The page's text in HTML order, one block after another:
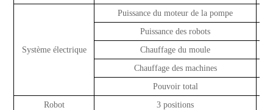
Système électrique
Puissance du moteur de la pompe
Puissance des robots
Chauffage du moule
Chauffage des machines
Pouvoir total
Robot
3 positions